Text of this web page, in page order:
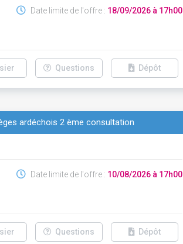
Date limite de l'offre : 18/09/2026 à 17h00
Questions Dépôt
ardéchois 2 ème consultation
Date limite de l'offre : 10/08/2026 à 17h00
Questions Dépôt